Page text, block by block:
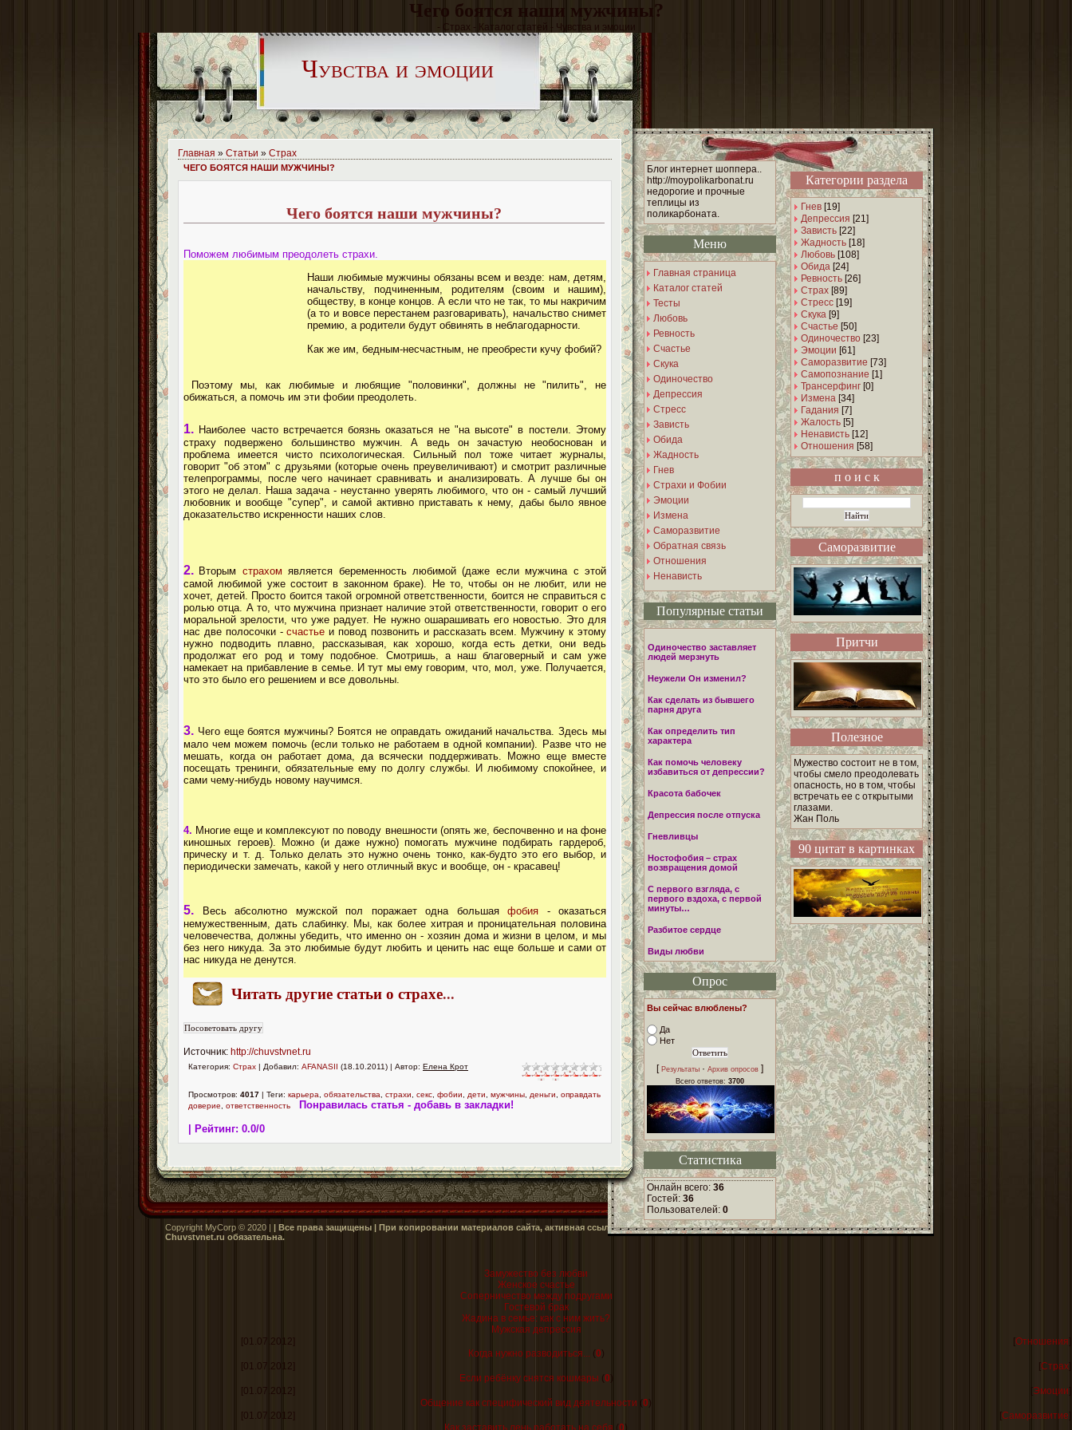
Чего боятся наши мужчины?
- Страх - Каталог статей - Чувства и эмоции
Чувства и эмоции
Главная » Статьи » Страх
ЧЕГО БОЯТСЯ НАШИ МУЖЧИНЫ?
Чего боятся наши мужчины?
Поможем любимым преодолеть страхи.
Наши любимые мужчины обязаны всем и везде: нам, детям,
начальству, подчиненным, родителям (своим и нашим),
обществу, в конце концов. А если что не так, то мы накричим
(а то и вовсе перестанем разговаривать), начальство снимет
премию, а родители будут обвинять в неблагодарности.
Как же им, бедным-несчастным, не преобрести кучу фобий?
Поэтому мы, как любимые и любящие "половинки", должны не "пилить", не
обижаться, а помочь им эти фобии преодолеть.
1. Наиболее часто встречается боязнь оказаться не "на высоте" в постели. Этому
страху подвержено большинство мужчин. А ведь он зачастую необоснован и
проблема имеется чисто психологическая. Сильный пол тоже читает журналы,
говорит "об этом" с друзьями (которые очень преувеличивают) и смотрит различные
телепрограммы, после чего начинает сравнивать и анализировать. А лучше бы он
этого не делал. Наша задача - неустанно уверять любимого, что он - самый лучший
любовник и вообще "супер", и самой активно приставать к нему, дабы было явное
доказательство искренности наших слов.
2. Вторым страхом является беременность любимой (даже если мужчина с этой
самой любимой уже состоит в законном браке). Не то, чтобы он не любит, или не
хочет, детей. Просто боится такой огромной ответственности, боится не справиться с
ролью отца. А то, что мужчина признает наличие этой ответственности, говорит о его
моральной зрелости, что уже радует. Не нужно ошарашивать его новостью. Это для
нас две полосочки -счастье и повод позвонить и рассказать всем. Мужчину к этому
нужно подводить плавно, рассказывая, как хорошо, когда есть детки, они ведь
продолжат его род и тому подобное. Смотришь, а наш благоверный и сам уже
намекает на прибавление в семье. И тут мы ему говорим, что, мол, уже. Получается,
что это было его решением и все довольны.
3. Чего еще боятся мужчины? Боятся не оправдать ожиданий начальства. Здесь мы
мало чем можем помочь (если только не работаем в одной компании). Разве что не
мешать, когда он работает дома, да всячески поддерживать. Можно еще вместе
посещать тренинги, обязательные ему по долгу службы. И любимому спокойнее, и
сами чему-нибудь новому научимся.
4. Многие еще и комплексуют по поводу внешности (опять же, беспочвенно и на фоне
киношных героев). Можно (и даже нужно) помогать мужчине подбирать гардероб,
прическу и т. д. Только делать это нужно очень тонко, как-будто это его выбор, и
периодически замечать, какой у него отличный вкус и вообще, он - красавец!
5. Весь абсолютно мужской пол поражает одна большая фобия - оказаться
немужественным, дать слабинку. Мы, как более хитрая и проницательная половина
человечества, должны убедить, что именно он - хозяин дома и жизни в целом, и мы
без него никуда. За это любимые будут любить и ценить нас еще больше и сами от
нас никуда не денутся.
Читать другие статьи о страхе...
Источник: http://chuvstvnet.ru
Категория: Страх | Добавил: AFANASII (18.10.2011) | Автор: Елена Крот
Просмотров: 4017 | Теги: карьера обязательства страхи секс фобии дети мужчины деньги
оправдать
доверие
ответственность
Понравилась статья - добавь в закладки!
| Рейтинг: 0.0/0
Блог интернет шоппера..
http://moypolikarbonat.ru
недорогие и прочные
теплицы из
поликарбоната.
Меню
Главная страница
Каталог статей
Тесты
Любовь
Ревность
Счастье
Скука
Одиночество
Депрессия
Стресс
Зависть
Обида
Жадность
Гнев
Страхи и Фобии
Эмоции
Измена
Саморазвитие
Обратная связь
Отношения
Ненависть
Популярные статьи
Одиночество заставляет
людей мерзнуть
Неужели Он изменил?
Как сделать из бывшего
парня друга
Как определить тип
характера
Как помочь человеку
избавиться от депрессии?
Красота бабочек
Депрессия после отпуска
Гневливцы
Ностофобия – страх
возвращения домой
С первого взгляда, с
первого вздоха, с первой
минуты…
Разбитое сердце
Виды любви
Опрос
Вы сейчас влюблены?
Да
Нет
[ Результаты · Архив опросов ]
Всего ответов: 3700
Статистика
Онлайн всего: 36
Гостей: 36
Пользователей: 0
Категории раздела
Гнев [19]
Депрессия [21]
Зависть [22]
Жадность [18]
Любовь [108]
Обида [24]
Ревность [26]
Страх [89]
Стресс [19]
Скука [9]
Счастье [50]
Одиночество [23]
Эмоции [61]
Саморазвитие [73]
Самопознание [1]
Трансерфинг [0]
Измена [34]
Гадания [7]
Жалость [5]
Ненависть [12]
Отношения [58]
п о и с к
Саморазвитие
Притчи
Полезное
Мужество состоит не в том,
чтобы смело преодолевать
опасность, но в том, чтобы
встречать ее с открытыми
глазами.
Жан Поль
90 цитат в картинках
Copyright MyCorp © 2020 | | Все права защищены | При копировании материалов сайта, активная ссылка на
Сhuvstvnet.ru обязательна.
Замужество без любви
Женское счастье
Соперничество между подругами
Гостевой брак
Жадина в семье: как с ним жить?
Мужская депрессия
[01.07.2012]
Отношения
Когда нужно разводиться... (0)
[01.07.2012]
Страх
Если ребёнку снятся кошмары (0 )
[01.07.2012]
Эмоции
Общение как специфический вид деятельности (0 )
[01.07.2012]
Саморазвитие
Как заставить лень работать на себя (0